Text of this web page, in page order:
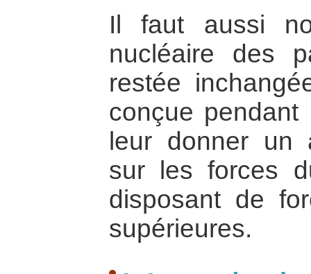
Il faut aussi
nucléaire des
restée
conçue
leur donner un
sur les forces
disposant de
supérieures.